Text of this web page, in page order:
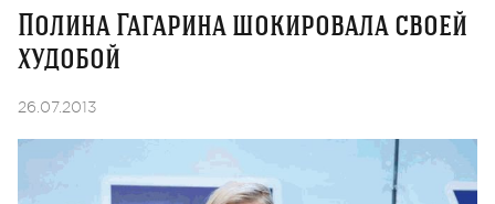
Полина Гагарина шокировала своей
худобой
26.07.2013